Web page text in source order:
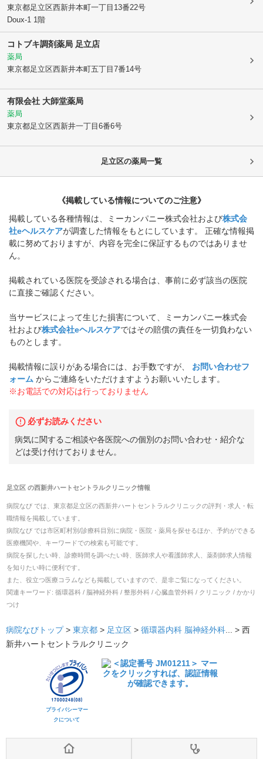
東京都足立区西新井本町一丁目13番22号
Doux-1 1階
コトブキ調剤薬局 足立店
薬局
東京都足立区西新井本町五丁目7番14号
有限会社 大師堂薬局
薬局
東京都足立区西新井一丁目6番6号
足立区の薬局一覧
《掲載している情報についてのご注意》
掲載している各種情報は、ミーカンパニー株式会社および株式会
社eヘルスケアが調査した情報をもとにしています。 正確な情報掲
載に努めておりますが、内容を完全に保証するものではありませ
ん。
掲載されている医院を受診される場合は、事前に必ず該当の医院
に直接ご確認ください。
当サービスによって生じた損害について、ミーカンパニー株式会
社および株式会社eヘルスケアではその賠償の責任を一切負わない
ものとします。
掲載情報に誤りがある場合には、お手数ですが、
お問い合わせフ
ォーム からご連絡をいただけますようお願いいたします。
※お電話での対応は行っておりません
必ずお読みください
病気に関するご相談や各医院への個別のお問い合わせ・紹介な
どは受け付けておりません。
足立区の西新井ハートセントラルクリニック情報
病院なび では、 東京都足立区の西新井ハートセントラルクリニックの評判・求人・転
職情報を掲載しています。
病院なび では市区町村別/診療科目別に病院・医院・薬局を探せるほか、予約ができる
医療機関や、キーワードでの検索も可能です。
病院を探したい時、診療時間を調べたい時、医師求人や看護師求人、薬剤師求人情報
を知りたい時に便利です。
また、役立つ医療コラムなども掲載していますので、是非ご覧になってください。
関連キーワード: 循環器科 / 脳神経外科 / 整形外科 / 心臓血管外科 / クリニック / かかり
つけ
病院なびトップ > 東京都 > 足立区 > 循環器内科 脳神経外科... > 西
新井ハートセントラルクリニック
プライバシーマー
クについて